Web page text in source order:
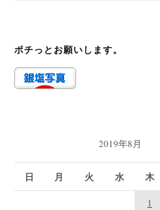
ポチっとお願いします。
2019年8月
日 月 火 水 木
1